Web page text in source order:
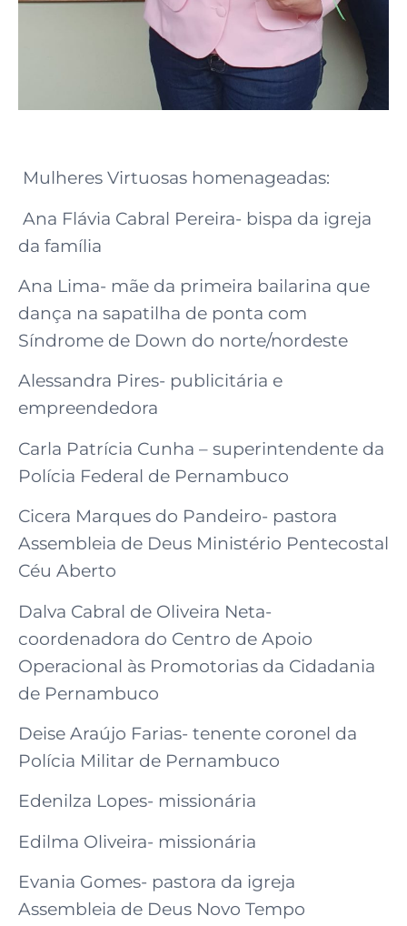
Mulheres Virtuosas homenageadas:
Ana Flávia Cabral Pereira- bispa da igreja
da família
Ana Lima- mãe da primeira bailarina que
dança na sapatilha de ponta com
Síndrome de Down do norte/nordeste
Alessandra Pires- publicitária e
empreendedora
Carla Patrícia Cunha – superintendente da
Polícia Federal de Pernambuco
Cicera Marques do Pandeiro- pastora
Assembleia de Deus Ministério Pentecostal
Céu Aberto
Dalva Cabral de Oliveira Neta-
coordenadora do Centro de Apoio
Operacional às Promotorias da Cidadania
de Pernambuco
Deise Araújo Farias- tenente coronel da
Polícia Militar de Pernambuco
Edenilza Lopes- missionária
Edilma Oliveira- missionária
Evania Gomes- pastora da igreja
Assembleia de Deus Novo Tempo